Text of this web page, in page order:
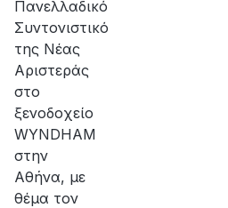
Πανελλαδικό
Συντονιστικό
της Νέας
Αριστεράς
στο
ξενοδοχείο
WYNDHAM
στην
Αθήνα, με
θέμα τον